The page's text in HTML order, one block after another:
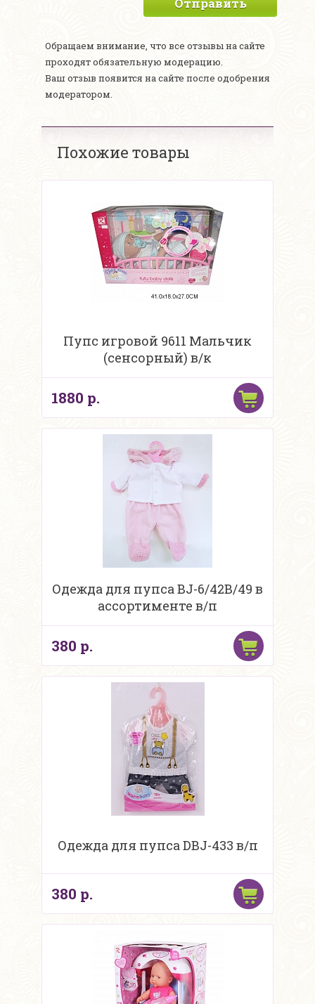
Отправить
Обращаем внимание, что все отзывы на сайте
проходят обязательную модерацию.
Ваш отзыв появится на сайте после одобрения
модератором.
Похожие товары
Пупс игровой 9611 Мальчик
(сенсорный) в/к
1880 р.
Одежда для пупса BJ-6/42B/49 в
ассортименте в/п
380 р.
Одежда для пупса DBJ-433 в/п
380 р.